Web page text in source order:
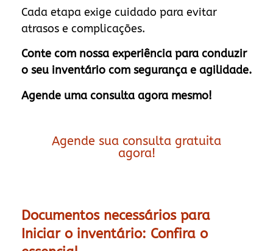
Cada etapa exige cuidado para evitar
atrasos e complicações.
Conte com nossa experiência para conduzir
o seu inventário com segurança e agilidade.
Agende uma consulta agora mesmo!
Agende sua consulta gratuita
agora!
Documentos necessários para
Iniciar o inventário: Confira o